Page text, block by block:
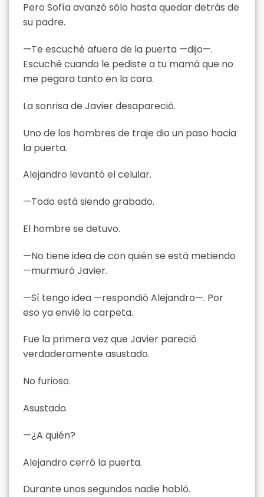
Pero Sofía avanzó sólo hasta quedar detrás de
su padre.
—Te escuché afuera de la puerta —dijo—.
Escuché cuando le pediste a tu mamá que no
me pegara tanto en la cara.
La sonrisa de Javier desapareció.
Uno de los hombres de traje dio un paso hacia
la puerta.
Alejandro levantó el celular.
—Todo está siendo grabado.
El hombre se detuvo.
—No tiene idea de con quién se está metiendo
—murmuró Javier.
—Sí tengo idea —respondió Alejandro—. Por
eso ya envié la carpeta.
Fue la primera vez que Javier pareció
verdaderamente asustado.
No furioso.
Asustado.
—¿A quién?
Alejandro cerró la puerta.
Durante unos segundos nadie habló.